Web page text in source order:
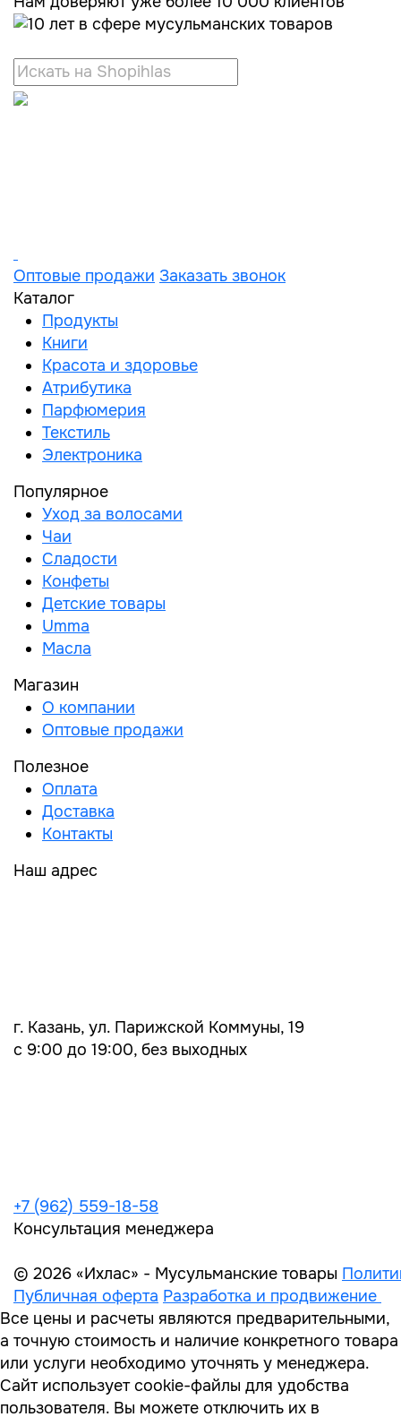
Оптовые продажи Заказать звонок
Каталог
Продукты
Книги
Красота и здоровье
Атрибутика
Парфюмерия
Текстиль
Электроника
Популярное
Уход за волосами
Чаи
Сладости
Конфеты
Детские товары
Umma
Масла
Магазин
О компании
Оптовые продажи
Полезное
Оплата
Доставка
Контакты
Наш адрес
г. Казань, ул. Парижской Коммуны, 19
с 9:00 до 19:00, без выходных
+7 (962) 559-18-58
Консультация менеджера
© 2026 «Ихлас» - Мусульманские товары
Публичная оферта Разработка и продвижение
Все цены и расчеты являются предварительными,
а точную стоимость и наличие конкретного товара
или услуги необходимо уточнять у менеджера.
Сайт использует cookie-файлы для удобства
пользователя. Вы можете отключить их в